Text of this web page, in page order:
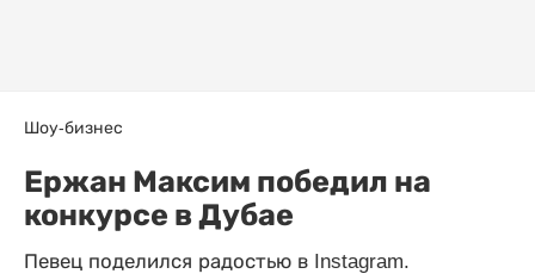
Шоу-бизнес
Ержан Максим победил на
конкурсе в Дубае
Певец поделился радостью в Instagram.